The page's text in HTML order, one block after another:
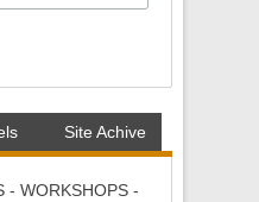
Site Achive
- WORKSHOPS -